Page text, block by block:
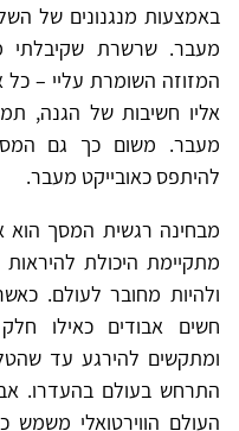
באמצעות מנגנונים של
מעבר. שרשרת שקיבלתי
המזוזה השומרת עליי – כל
אליו חשיבות של הגנה,
מעבר. משום כך גם
להיתפס כאובייקט מעבר.
מבחינה רגשית המסך הוא
מתקיימת היכולת
ולהיות מחובר לעולם.
חשים אבודים כאילו
ומתקשים להירגע עד
התרחש בעולם בהעדרו.
העולם הווירטואלי